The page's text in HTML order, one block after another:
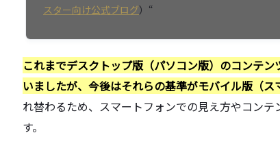
スター向け公式ブログ）“
これまでデスクトップ版（パソコン版）のコンテ
いましたが、今後はそれらの基準がモバイル版（ス
れ替わるため、スマートフォンでの見え方やコン
す。